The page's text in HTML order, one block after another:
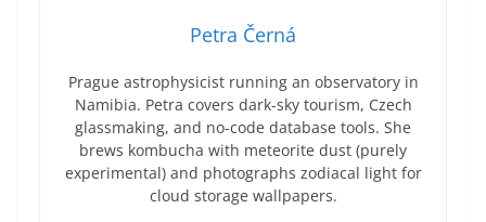
Petra Černá
Prague astrophysicist running an observatory in
Namibia. Petra covers dark-sky tourism, Czech
glassmaking, and no-code database tools. She
brews kombucha with meteorite dust (purely
experimental) and photographs zodiacal light for
cloud storage wallpapers.